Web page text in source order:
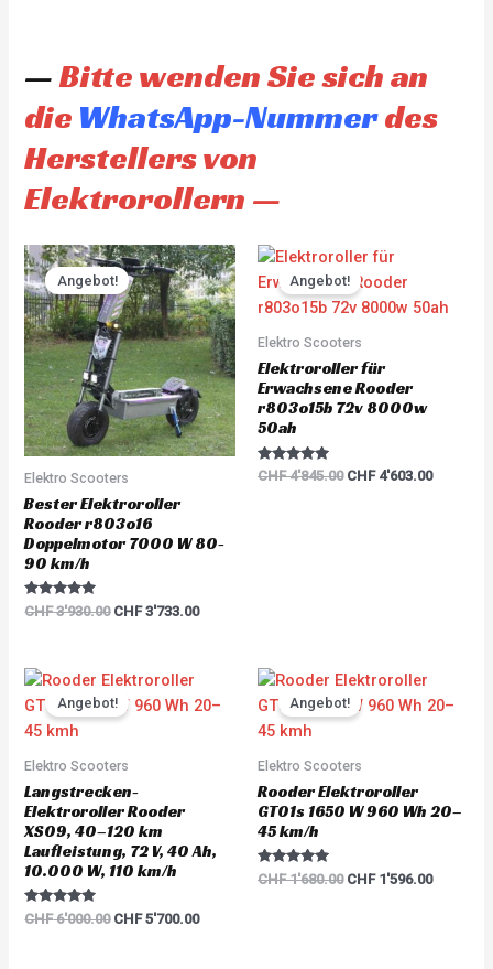
—Bitte wenden Sie sich an
die WhatsApp-Nummerdes
Herstellers von
Elektrorollern —
Angebot!
Elektro Scooters
Bester Elektroroller
Rooder r803o16
Doppelmotor 7000 W 80-
90 km/h
Rated
5.00
CHF3'930.00
Original
price
was:
CHF 3'930.00.
CHF3'733.00
Current
price
is:
CHF 3'733.00.
Angebot!
Elektro Scooters
Elektroroller für
Erwachsene Rooder
r803o15b 72v 8000w
50ah
Rated
CHF4'845.00
Original
price
was:
CHF 4'845.00.
CHF4'603.00
CHF
Angebot!
Elektro Scooters
Langstrecken-
Elektroroller Rooder
XS09, 40–120 km
Laufleistung, 72 V, 40 Ah,
10.000 W, 110 km/h
Rated
5.00
CHF6'000.00
Original
price
was:
CHF5'700.00
is:
CHF 5'700.00.
Angebot!
Elektro Scooters
Rooder Elektroroller
GT01s 1650 W 960 Wh 20–
45 km/h
Rated
5.00
CHF1'680.00
Original
price
was:
CHF1'596.00
is: